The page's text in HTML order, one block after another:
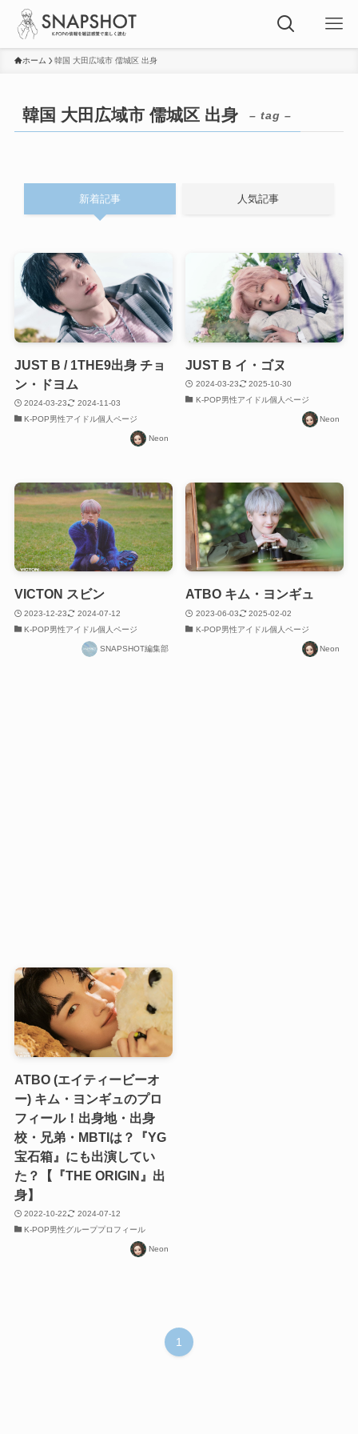
ホーム 韓国 大田広域市 儒城区 出身
韓国 大田広域市 儒城区 出身 – tag –
新着記事 人気記事
JUST B / 1THE9出身 チョ
ン・ドヨム
2024-03-23
2024-11-03
K-POP男性アイドル個人ページ
Neon
JUST B イ・ゴヌ
2024-03-23
2025-10-30
K-POP男性アイドル個人ページ
Neon
VICTON スビン
2023-12-23
2024-07-12
K-POP男性アイドル個人ページ
SNAPSHOT編集部
ATBO キム・ヨンギュ
2023-06-03
2025-02-02
K-POP男性アイドル個人ページ
Neon
ATBO (エイティービーオ
ー) キム・ヨンギュのプロ
フィール！出身地・出身
校・兄弟・MBTIは？『YG
宝石箱』にも出演してい
た？【『THE ORIGIN』出
身】
2022-10-22
2024-07-12
K-POP男性グループプロフィール
Neon
1